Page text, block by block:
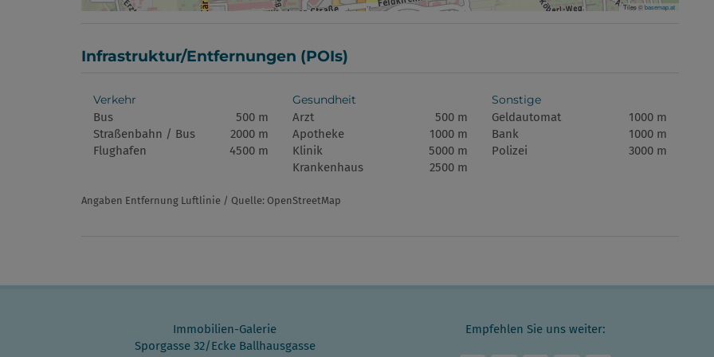
Tiles ©basemap.at
Infrastruktur/Entfernungen (POIs)
Verkehr
Bus
500 m
Straßenbahn / Bus
2000 m
Flughafen
4500 m
Gesundheit
Arzt
500 m
Apotheke
1000 m
Klinik
5000 m
Krankenhaus
2500 m
Sonstige
Geldautomat
1000 m
Bank
1000 m
Polizei
3000 m
Angaben Entfernung Luftlinie / Quelle: OpenStreetMap
Immobilien-Galerie
Sporgasse 32/Ecke Ballhausgasse
Empfehlen Sie uns weiter: